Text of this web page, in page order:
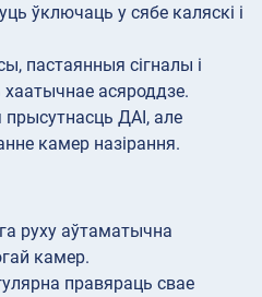
ўключаць у сябе каляскі і
пастаянныя сігналы і
асяроддзе.
ДАІ, але
камер назірання.
руху аўтаматычна
камер.
правяраць свае